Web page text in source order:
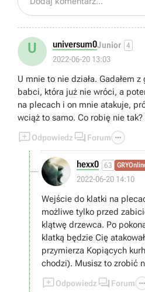
U universum0Junior 4
2022-06-20 13:03
U mnie to nie działa. Gadałem
babci, która już nie wróci, a
na plecach i on mnie atakuje,
wciąż to samo. Co robię nie tak?
Odpowiedz  Forum 
hexx0 63
2022-06-20 14:10
Wejście do klatki na
możliwe tylko przed
klątwę drzewca. Po
klatką będzie Cię
przymierza Kopiących
chodzi). Musisz to zrobić
Odpowiedz  Forum 